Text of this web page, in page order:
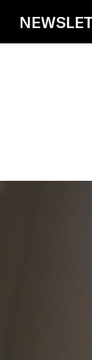
Suche